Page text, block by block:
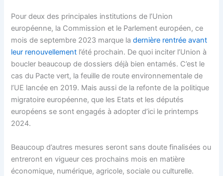
Pour deux des principales institutions de l’Union
européenne, la Commission et le Parlement européen, ce
mois de septembre 2023 marque ladernière rentrée avant
leur renouvellement l’été prochain. De quoi inciter l’Union à
boucler beaucoup de dossiers déjà bien entamés. C’est le
cas du Pacte vert, la feuille de route environnementale de
l’UE lancée en 2019. Mais aussi de la refonte de la politique
migratoire européenne, que les Etats et les députés
européens se sont engagés à adopter d’ici le printemps
2024.
Beaucoup d’autres mesures seront sans doute finalisées ou
entreront en vigueur ces prochains mois en matière
économique, numérique, agricole, sociale ou culturelle.